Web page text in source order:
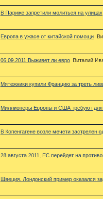
В Париже запретили молиться на улицах
Европа в ужасе от китайской помощи
06.09.2011 Выживет ли евро
Виталий
Мятежники купили Францию за треть
Миллионеры Европы и США требуют для
В Копенгагене возле мечети застрелен
28 августа 2011, ЕС перейдет на
Швеция. Лондонский пример оказался